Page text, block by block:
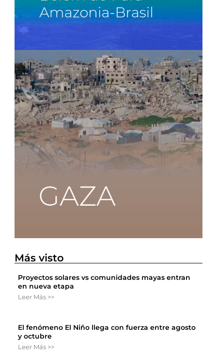
Más visto
Proyectos solares vs comunidades mayas entran
en nueva etapa
Leer Más >>
El fenómeno El Niño llega con fuerza entre agosto
y octubre
Leer Más >>